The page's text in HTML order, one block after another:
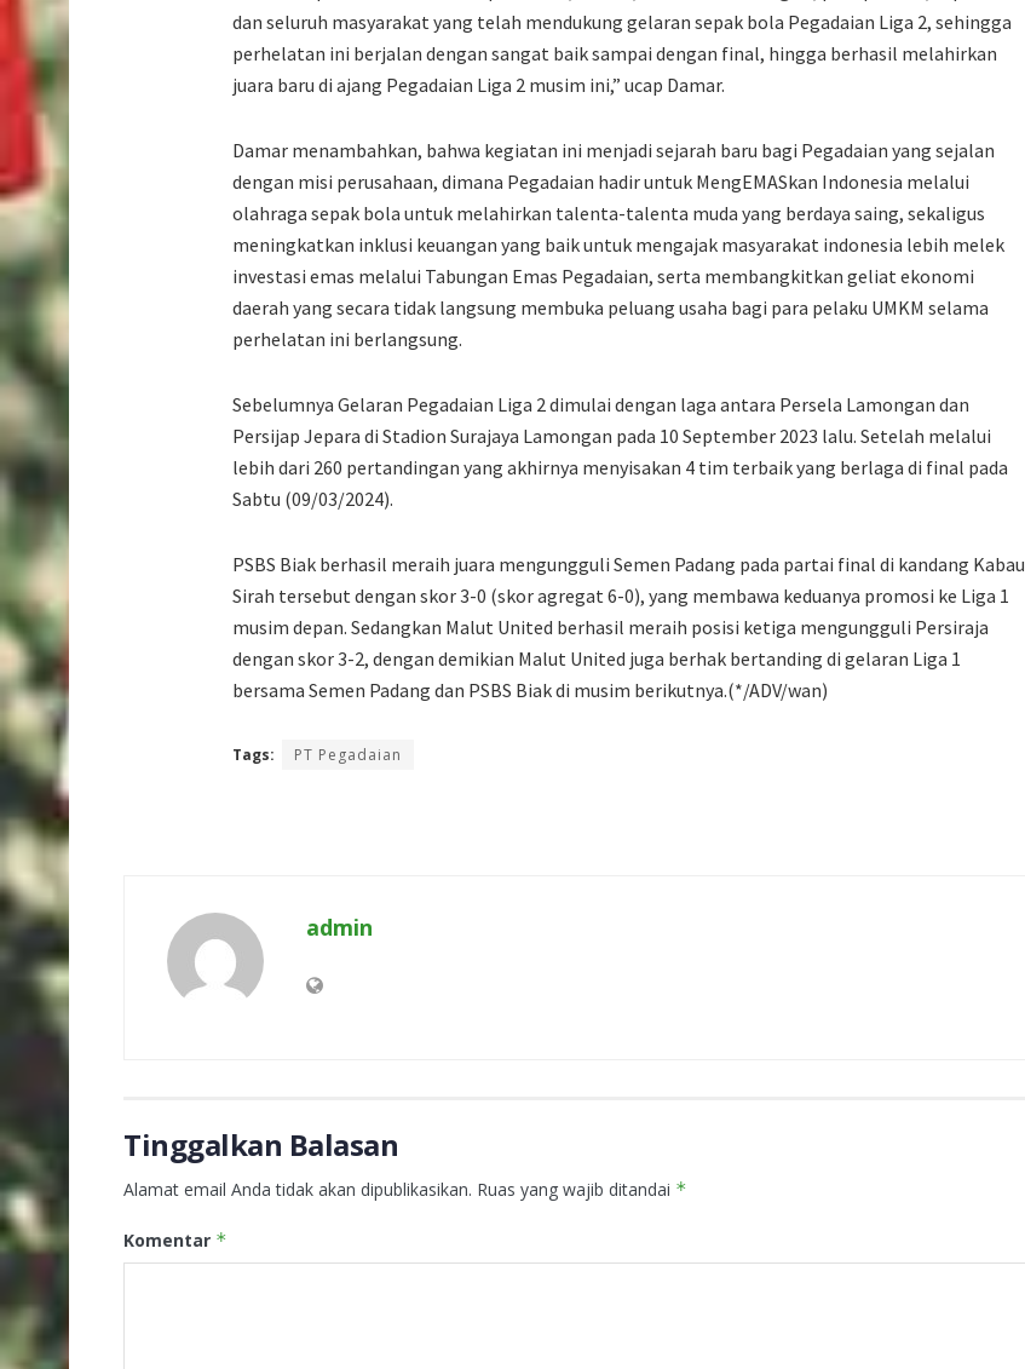
dan seluruh masyarakat yang telah mendukung gelaran sepak bola Pegadaian Liga 2, sehingga
perhelatan ini berjalan dengan sangat baik sampai dengan final, hingga berhasil melahirkan
juara baru di ajang Pegadaian Liga 2 musim ini,” ucap Damar.
Damar menambahkan, bahwa kegiatan ini menjadi sejarah baru bagi Pegadaian yang sejalan
dengan misi perusahaan, dimana Pegadaian hadir untuk MengEMASkan Indonesia melalui
olahraga sepak bola untuk melahirkan talenta-talenta muda yang berdaya saing, sekaligus
meningkatkan inklusi keuangan yang baik untuk mengajak masyarakat indonesia lebih melek
investasi emas melalui Tabungan Emas Pegadaian, serta membangkitkan geliat ekonomi
daerah yang secara tidak langsung membuka peluang usaha bagi para pelaku UMKM selama
perhelatan ini berlangsung.
Sebelumnya Gelaran Pegadaian Liga 2 dimulai dengan laga antara Persela Lamongan dan
Persijap Jepara di Stadion Surajaya Lamongan pada 10 September 2023 lalu. Setelah melalui
lebih dari 260 pertandingan yang akhirnya menyisakan 4 tim terbaik yang berlaga di final pada
Sabtu (09/03/2024).
PSBS Biak berhasil meraih juara mengungguli Semen Padang pada partai final di kandang Kabau
Sirah tersebut dengan skor 3-0 (skor agregat 6-0), yang membawa keduanya promosi ke Liga 1
musim depan. Sedangkan Malut United berhasil meraih posisi ketiga mengungguli Persiraja
dengan skor 3-2, dengan demikian Malut United juga berhak bertanding di gelaran Liga 1
bersama Semen Padang dan PSBS Biak di musim berikutnya.(*/ADV/wan)
Tags: PT Pegadaian
admin
Tinggalkan Balasan
Alamat email Anda tidak akan dipublikasikan. Ruas yang wajib ditandai *
Komentar *